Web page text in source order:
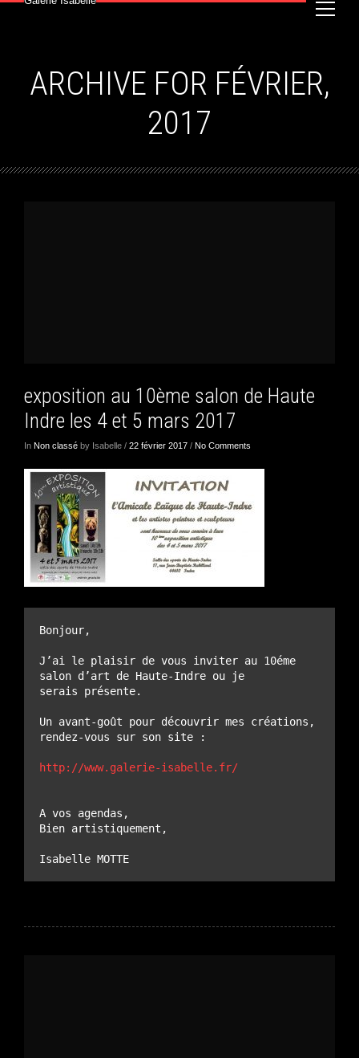
ARCHIVE FOR FÉVRIER,
2017
exposition au 10ème salon de Haute
Indre les 4 et 5 mars 2017
In Non classé by Isabelle / 22 février 2017 / No Comments
Bonjour,
J’ai le plaisir de vous inviter au 10éme
salon d’art de Haute-Indre ou je
serais présente.
Un avant-goût pour découvrir mes créations,
rendez-vous sur son site :
http://www.galerie-isabelle.fr/
A vos agendas,
Bien artistiquement,
Isabelle MOTTE